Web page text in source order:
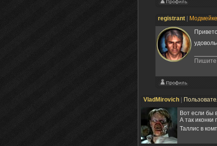
registrant
Пишите
VladMirovich
Вот если бы
А так иконки
Таллис в